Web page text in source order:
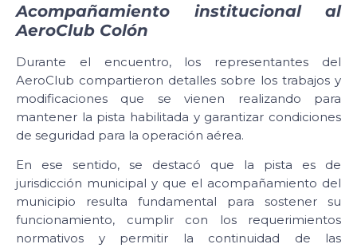
Acompañamiento institucional al
AeroClub Colón
Durante el encuentro, los representantes del
AeroClub compartieron detalles sobre los trabajos y
modificaciones que se vienen realizando para
mantener la pista habilitada y garantizar condiciones
de seguridad para la operación aérea.
En ese sentido, se destacó que la pista es de
jurisdicción municipal y que el acompañamiento del
municipio resulta fundamental para sostener su
funcionamiento, cumplir con los requerimientos
normativos y permitir la continuidad de las